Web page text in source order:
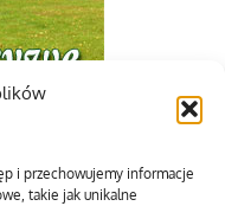
i przechowujemy informacje
takie jak unikalne